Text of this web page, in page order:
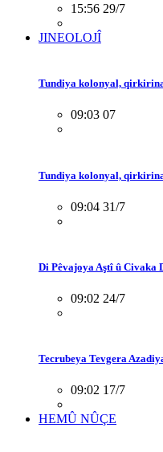
15:56 29/7
JINEOLOJÎ
Tundiya kolonyal,
09:03 07
Tundiya kolonyal,
09:04 31/7
Di Pêvajoya Aştî û
09:02 24/7
Tecrubeya Tevgera
09:02 17/7
HEMÛ NÛÇE